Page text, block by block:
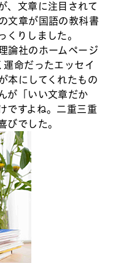
、文章に注目されて
文章が国語の教科書
くりしました。
論社のホームページ
命だったエッセイ
本にしてくれたもの
が「いい文章だか
ですよね。二重三重
びでした。